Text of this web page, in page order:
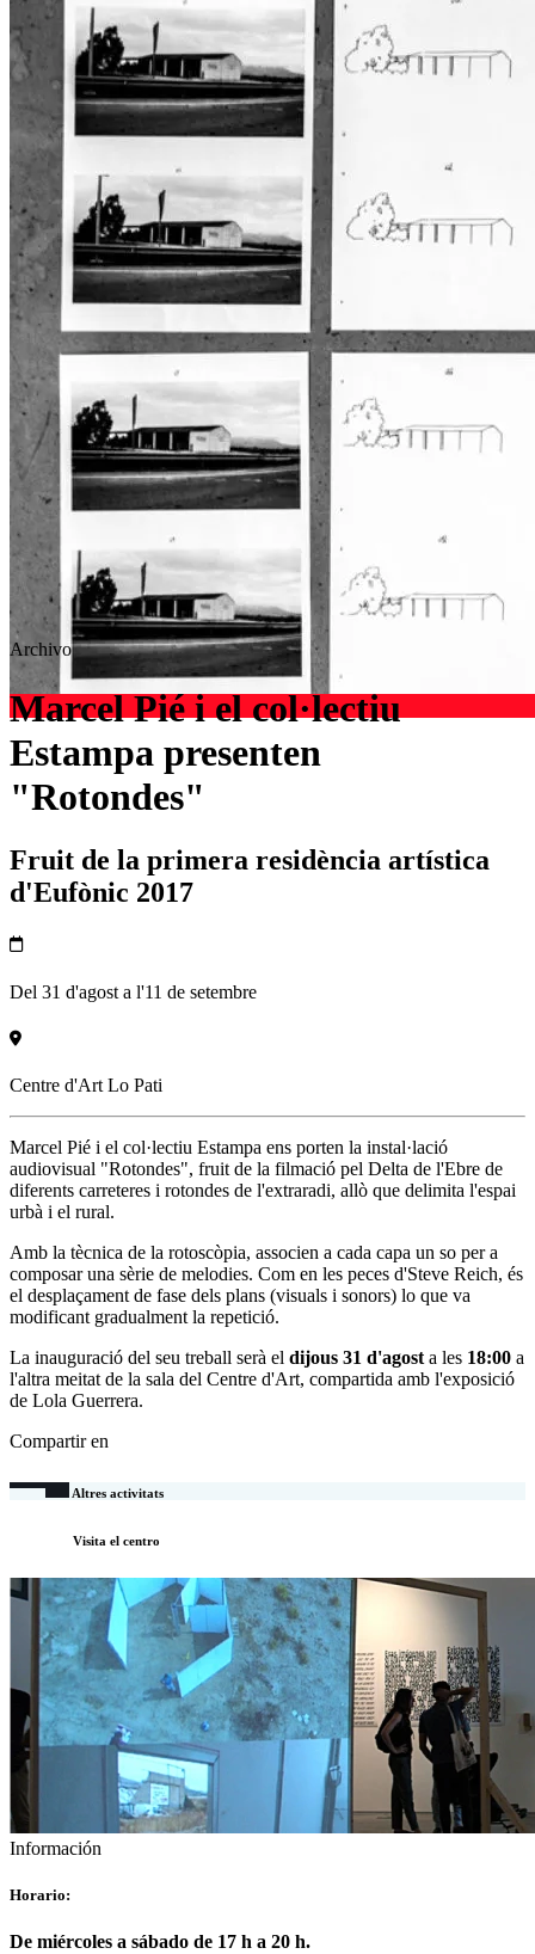
Archivo
Marcel Pié i el col·lectiu
Estampa presenten
"Rotondes"
Fruit de la primera residència artística
d'Eufònic 2017
Del 31 d'agost a l'11 de setembre
Centre d'Art Lo Pati
Marcel Pié i el col·lectiu Estampa ens porten la instal·lació
audiovisual "Rotondes", fruit de la filmació pel Delta de l'Ebre de
diferents carreteres i rotondes de l'extraradi, allò que delimita l'espai
urbà i el rural.
Amb la tècnica de la rotoscòpia, associen a cada capa un so per a
composar una sèrie de melodies. Com en les peces d'Steve Reich, és
el desplaçament de fase dels plans (visuals i sonors) lo que va
modificant gradualment la repetició.
La inauguració del seu treball serà el dijous 31 d'agost a les 18:00 a
l'altra meitat de la sala del Centre d'Art, compartida amb l'exposició
de Lola Guerrera.
Compartir en
Altres activitats
Visita el centro
Información
Horario:
De miércoles a sábado de 17 h a 20 h.